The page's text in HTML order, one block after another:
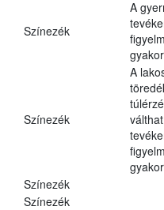
Színezék
A
Színezék
A
Színezék
Színezék